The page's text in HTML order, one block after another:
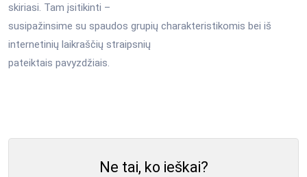
skiriasi. Tam įsitikinti –
susipažinsime su spaudos grupių charakteristikomis bei iš
internetinių laikraščių straipsnių
pateiktais pavyzdžiais.
Ne tai, ko ieškai?